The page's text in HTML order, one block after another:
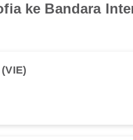
ke Bandara